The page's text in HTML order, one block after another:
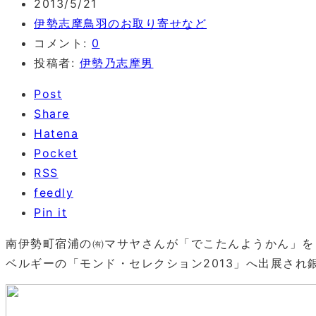
2013/5/21
伊勢志摩鳥羽のお取り寄せなど
コメント: 0
投稿者: 伊勢乃志摩男
Post
Share
Hatena
Pocket
RSS
feedly
Pin it
南伊勢町宿浦の㈲マサヤさんが「でこたんようかん」を
ベルギーの「モンド・セレクション2013」へ出展され